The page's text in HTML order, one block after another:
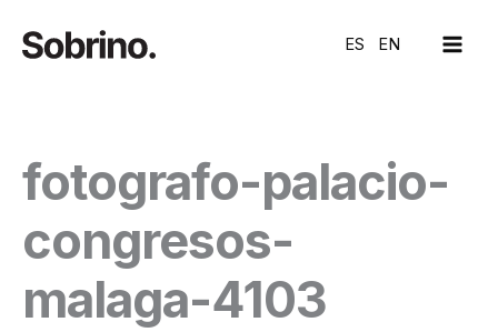
contenido
ES EN
fotografo-palacio-
congresos-
malaga-4103